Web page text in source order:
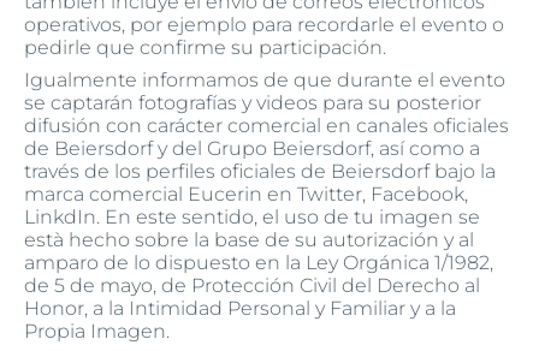
operativos, por ejemplo para recordarle el evento o
pedirle que confirme su participación.
Igualmente informamos de que durante el evento
se captarán fotografías y videos para su posterior
difusión con carácter comercial en canales oficiales
de Beiersdorf y del Grupo Beiersdorf, así como a
través de los perfiles oficiales de Beiersdorf bajo la
marca comercial Eucerin en Twitter, Facebook,
LinkdIn. En este sentido, el uso de tu imagen se
està hecho sobre la base de su autorización y al
amparo de lo dispuesto en la Ley Orgánica 1/1982,
de 5 de mayo, de Protección Civil del Derecho al
Honor, a la Intimidad Personal y Familiar y a la
Propia Imagen.